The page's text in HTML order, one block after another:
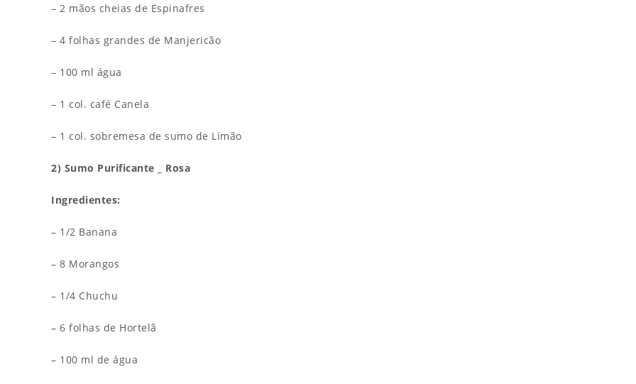
– 2 mãos cheias de Espinafres
– 4 folhas grandes de Manjericão
– 100 ml água
– 1 col. café Canela
– 1 col. sobremesa de sumo de Limão
2) Sumo Purificante _ Rosa
Ingredientes:
– 1/2 Banana
– 8 Morangos
– 1/4 Chuchu
– 6 folhas de Hortelã
– 100 ml de água